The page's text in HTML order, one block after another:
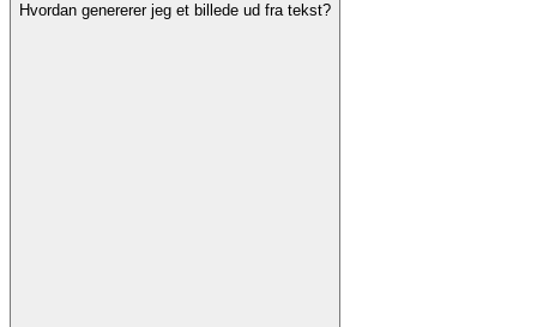
Hvordan genererer jeg et billede ud fra tekst?